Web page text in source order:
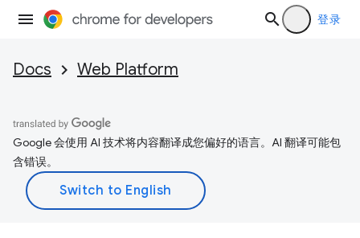
登录
Docs Web Platform
Google 会使用 AI 技术将内容翻译成您偏好的语言。AI 翻译可能包
含错误。